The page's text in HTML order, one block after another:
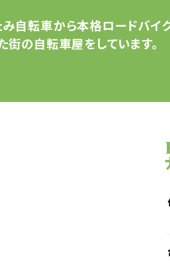
み自転車から本格ロードバイ
街の自転車屋をしています。